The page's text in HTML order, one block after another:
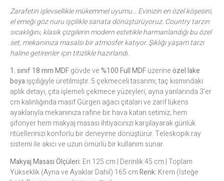
Zarafetin işlevsellikle mükemmel uyumu… Evinizin en özel köşesini,
el emeği göz nuru işçilikle sanata dönüştürüyoruz. Country tarzın
sıcaklığını, klasik çizgilerin modern estetikle harmanlandığı bu özel
set, mekanınıza masalsı bir atmosfer katıyor. Şıklığı yaşam tarzı
haline getirenler için titizlikle hazırlandı.
1. sınıf 18 mm MDFgövde ve%100 Full MDFüzerineözel lake
boyaişçiliğiyle üretilmiştir. 5 çekmeceli tasarımı, taç kısmındaki
aplik detayı, çıta işlemeli çekmece yüzeyleri, ayna yanlarında 3’er
cm kalınlığında masif Gürgen ağacı çıtaları ve zarif lükens
ayaklarıyla mekanınıza rafine bir hava katan setimiz; hem
şifonyer hem makyaj masası ihtiyacınızı karşılayarak günlük
ritüellerinizi konforlu bir deneyime dönüştürür. Teleskopik ray
sistemi ile akıcı ve uzun ömürlü bir kullanım sunar.
Makyaj Masası Ölçüleri: En 125 cm | Derinlik 45 cm | Toplam
Yükseklik (Ayna ve Ayaklar Dahil) 165 cmRenk: Krem (İsteğe